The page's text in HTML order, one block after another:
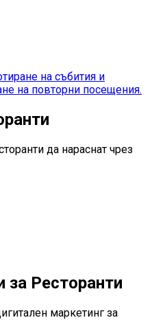
на събития и
на повторни посещения.
да нараснат чрез
за Ресторанти
маркетинг за